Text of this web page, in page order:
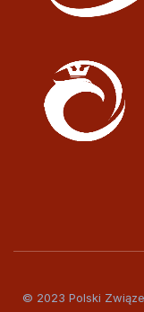
© 2023 Polski